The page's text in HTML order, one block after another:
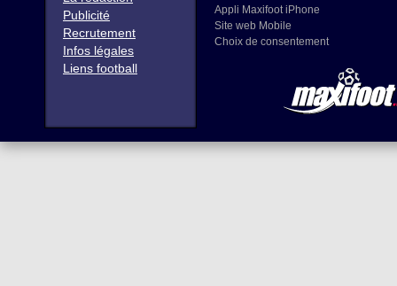
Publicité
Recrutement
Infos légales
Liens football
Appli Maxifoot iPhone
Site web Mobile
Choix de consentement